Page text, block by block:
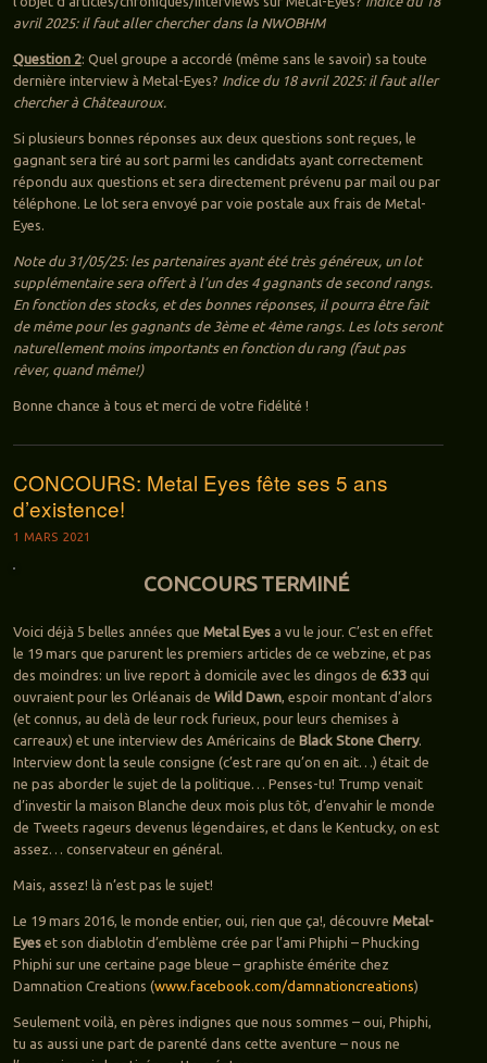
avril 2025: il faut aller chercher dans la NWOBHM
Question 2: Quel groupe a accordé (même sans le savoir) sa toute
dernière interview à Metal-Eyes? Indice du 18 avril 2025: il faut aller
chercher à Châteauroux.
Si plusieurs bonnes réponses aux deux questions sont reçues, le
gagnant sera tiré au sort parmi les candidats ayant correctement
répondu aux questions et sera directement prévenu par mail ou par
téléphone. Le lot sera envoyé par voie postale aux frais de Metal-
Eyes.
Note du 31/05/25: les partenaires ayant été très généreux, un lot
supplémentaire sera offert à l’un des 4 gagnants de second rangs.
En fonction des stocks, et des bonnes réponses, il pourra être fait
de même pour les gagnants de 3ème et 4ème rangs. Les lots seront
naturellement moins importants en fonction du rang (faut pas
rêver, quand même!)
Bonne chance à tous et merci de votre fidélité !
CONCOURS: Metal Eyes fête ses 5 ans
d’existence!
1 MARS 2021
CONCOURS TERMINÉ
Voici déjà 5 belles années que Metal Eyesa vu le jour. C’est en effet
le 19 mars que parurent les premiers articles de ce webzine, et pas
des moindres: un live report à domicile avec les dingos de 6:33qui
ouvraient pour les Orléanais de Wild Dawn, espoir montant d’alors
(et connus, au delà de leur rock furieux, pour leurs chemises à
carreaux) et une interview des Américains de Black Stone Cherry.
Interview dont la seule consigne (c’est rare qu’on en ait…) était de
ne pas aborder le sujet de la politique… Penses-tu! Trump venait
d’investir la maison Blanche deux mois plus tôt, d’envahir le monde
de Tweets rageurs devenus légendaires, et dans le Kentucky, on est
assez… conservateur en général.
Mais, assez! là n’est pas le sujet!
Le 19 mars 2016, le monde entier, oui, rien que ça!, découvre Metal-
Eyeset son diablotin d’emblème crée par l’ami Phiphi – Phucking
Phiphi sur une certaine page bleue – graphiste émérite chez
Damnation Creations (www.facebook.com/damnationcreations)
Seulement voilà, en pères indignes que nous sommes – oui, Phiphi,
tu as aussi une part de parenté dans cette aventure – nous ne